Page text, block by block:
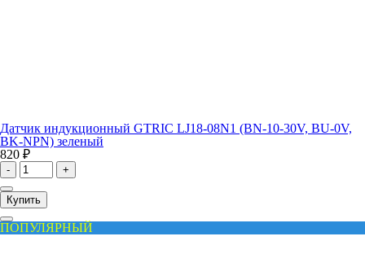
Датчик индукционный GTRIC LJ18-08N1 (BN-10-30V, BU-0V,
BK-NPN) зеленый
820 ₽
- +
Купить
ПОПУЛЯРНЫЙ